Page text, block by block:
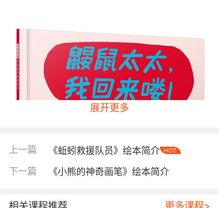
展开更多
上一篇 《蚯蚓救援队员》绘本简介 HOT
下一篇 《小熊的神奇画笔》绘本简介